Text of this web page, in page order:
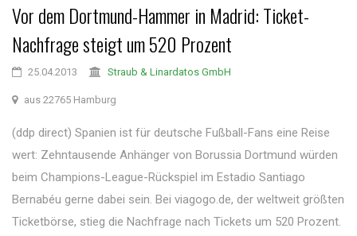
Vor dem Dortmund-Hammer in Madrid: Ticket-
Nachfrage steigt um 520 Prozent
25.04.2013 Straub & Linardatos GmbH
aus 22765 Hamburg
(ddp direct) Spanien ist für deutsche Fußball-Fans eine Reise
wert: Zehntausende Anhänger von Borussia Dortmund würden
beim Champions-League-Rückspiel im Estadio Santiago
Bernabéu gerne dabei sein. Bei viagogo.de, der weltweit größten
Ticketbörse, stieg die Nachfrage nach Tickets um 520 Prozent.